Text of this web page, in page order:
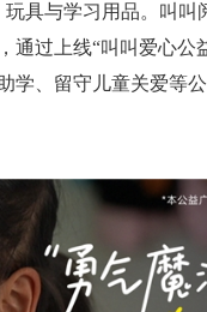
具与学习用品。叫
通过上线“叫叫爱心公
学、留守儿童关爱等